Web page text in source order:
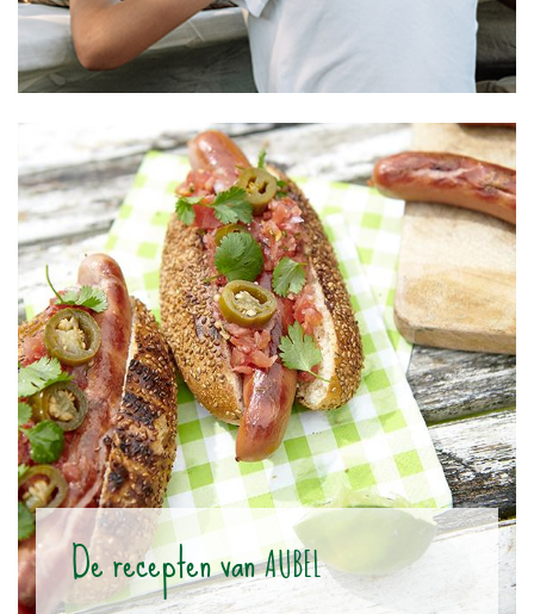
E-magazine
MyAubel
Contact
Facebook
De recepten vanAUBEL